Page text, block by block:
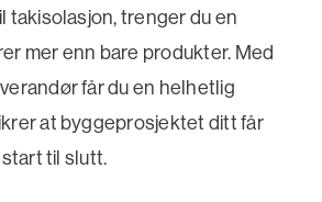
takisolasjon, trenger du en
mer enn bare produkter. Med
får du en helhetlig
at byggeprosjektet ditt får
til slutt.